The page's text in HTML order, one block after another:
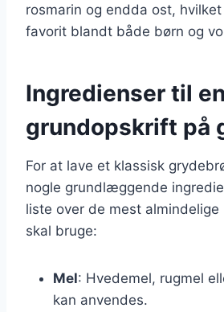
rosmarin og endda ost,
favorit blandt både børn og
Ingredienser til en
grundopskrift på
For at lave et klassisk
nogle grundlæggende
liste over de mest almindelige
skal bruge:
Mel: Hvedemel, rugmel
kan anvendes.